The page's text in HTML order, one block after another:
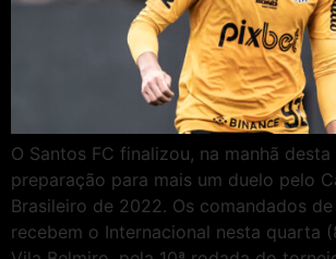
O Santos FC finalizou, na manhã
preparação para mais um duelo pelo
Brasileiro de 2022. Os comandados
recebem o Internacional nesta quarta